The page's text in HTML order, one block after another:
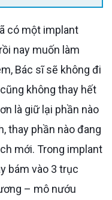
nay muốn làm
Bác sĩ sẽ không đi
không thay hết
là giữ lại phần nào
thay phần nào đang
mới. Trong implant
bám vào 3 trục
– mô nướu